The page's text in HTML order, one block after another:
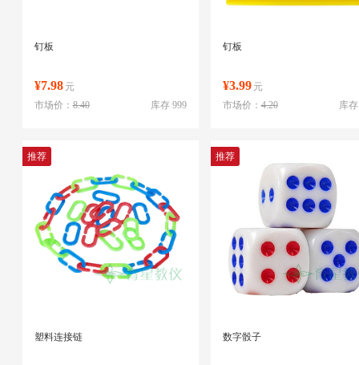
钉板
¥7.98 元
库存 999
市场价：8.40
钉板
¥3.99 元
库
市场价：4.20
推荐
塑料连接链
推荐
数字骰子